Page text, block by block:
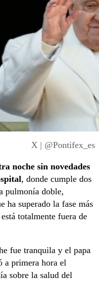
X | @Pontifex_es
noche sin novedades
, donde cumple dos
pulmonía doble,
ha superado la fase más
totalmente fuera de
fue tranquila y el papa
a primera hora el
sobre la salud del